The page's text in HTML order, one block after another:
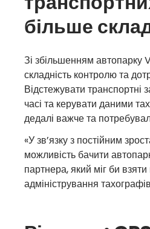
більше
Зі збільшенням
складність контролю та
Відстежувати транспортні
часі та керувати даними
дедалі важче та
«У зв’язку з постійним
можливість бачити
партнера, який міг би
адміністрування